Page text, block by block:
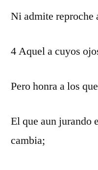
Ni admite reproche
4 Aquel a cuyos
Pero honra a los
El que aun jurando
cambia;